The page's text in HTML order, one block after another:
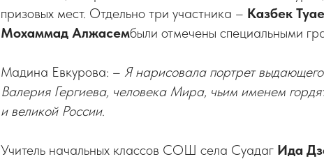
призовых мест. Отдельно три участника – Казбек
Мохаммад Алжасембыли отмечены специальными
Мадина Евкурова: – Я нарисовала портрет
Валерия Гергиева, человека Мира, чьим именем
и великой России.
Учитель начальных классов СОШ села Суадаг Ида